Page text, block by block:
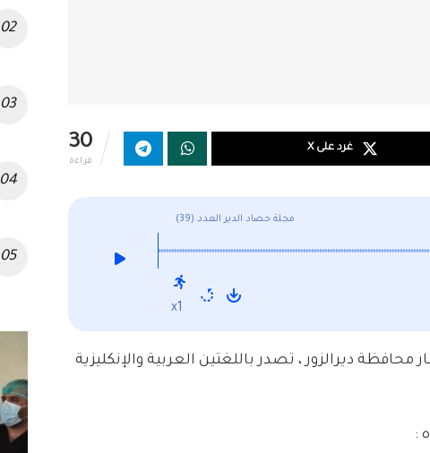
30
قراءة
غرد على X
مجلة حصاد الدير العدد (39)
x1
محافظة ديرالزور ، تصدر باللغتين العربية والإنكليزية
: